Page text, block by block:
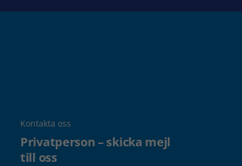
Kontakta oss
Privatperson – skicka mejl
till oss